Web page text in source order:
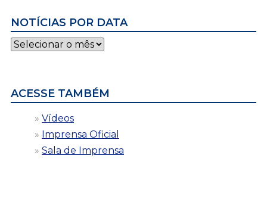
NOTÍCIAS POR DATA
Notícias
por
ACESSE TAMBÉM
Vídeos
Imprensa Oficial
Sala de Imprensa